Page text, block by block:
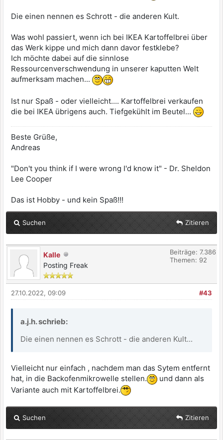
Die einen nennen es Schrott - die anderen Kult.
Was wohl passiert, wenn ich bei IKEA Kartoffelbrei über
das Werk kippe und mich dann davor festklebe?
Ich möchte dabei auf die sinnlose
Ressourcenverschwendung in unserer kaputten Welt
aufmerksam machen...
Ist nur Spaß - oder vielleicht.... Kartoffelbrei verkaufen
die bei IKEA übrigens auch. Tiefgekühlt im Beutel...
Beste Grüße,
Andreas
"Don't you think if I were wrong I'd know it" - Dr. Sheldon
Lee Cooper
Das ist Hobby - und kein Spaß!!!
Suchen Zitieren
Kalle
Posting Freak
Beiträge: 7.386
Themen: 92
#43
27.10.2022, 09:09
a.j.h. schrieb:
Die einen nennen es Schrott - die anderen Kult...
Vielleicht nur einfach , nachdem man das Sytem entfernt
hat, in die Backofenmikrowelle stellen.
und dann als
Variante auch mit Kartoffelbrei.
Suchen Zitieren